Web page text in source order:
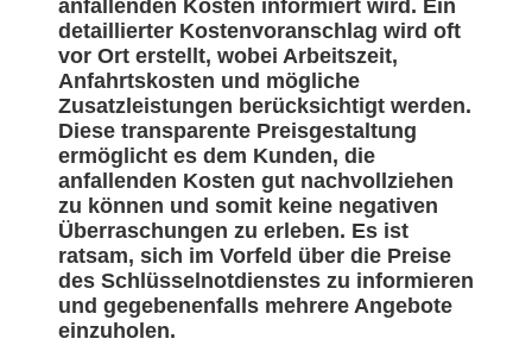
anfallenden Kosten informiert wird. Ein
detaillierter Kostenvoranschlag wird oft
vor Ort erstellt, wobei Arbeitszeit,
Anfahrtskosten und mögliche
Zusatzleistungen berücksichtigt werden.
Diese transparente Preisgestaltung
ermöglicht es dem Kunden, die
anfallenden Kosten gut nachvollziehen
zu können und somit keine negativen
Überraschungen zu erleben. Es ist
ratsam, sich im Vorfeld über die Preise
des Schlüsselnotdienstes zu informieren
und gegebenenfalls mehrere Angebote
einzuholen.